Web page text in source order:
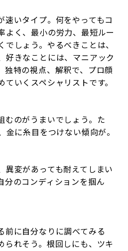
速いタイプ。何をやってもコ
よく、最小の労力、最短ルー
でしょう。やるべきことは、
好きなことには、マニアック
独特の視点、解釈で、プロ顔
いくスペシャリストです。
むのがうまいでしょう。た
金に糸目をつけない傾向が。
異変があっても耐えてしまい
分のコンディションを掴ん
前に自分なりに調べてみる
られそう。根回しにも、ツキ